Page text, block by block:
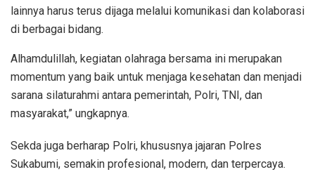
lainnya harus terus dijaga melalui komunikasi dan kolaborasi
di berbagai bidang.
Alhamdulillah, kegiatan olahraga bersama ini merupakan
momentum yang baik untuk menjaga kesehatan dan menjadi
sarana silaturahmi antara pemerintah, Polri, TNI, dan
masyarakat,” ungkapnya.
Sekda juga berharap Polri, khususnya jajaran Polres
Sukabumi, semakin profesional, modern, dan terpercaya.